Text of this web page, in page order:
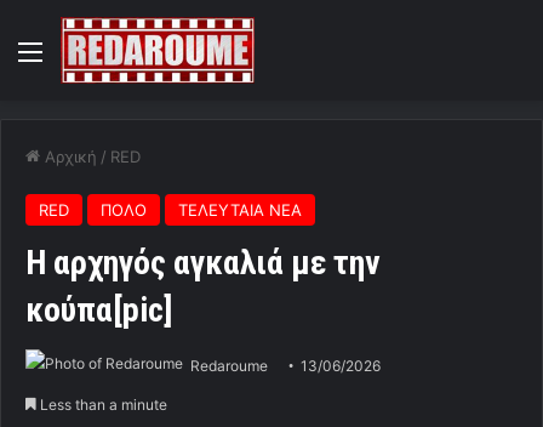
Menu
Αρχική / RED
RED ΠΟΛΟ ΤΕΛΕΥΤΑΙΑ ΝΕΑ
Η αρχηγός αγκαλιά με την
κούπα[pic]
Redaroume 13/06/2026
Less than a minute